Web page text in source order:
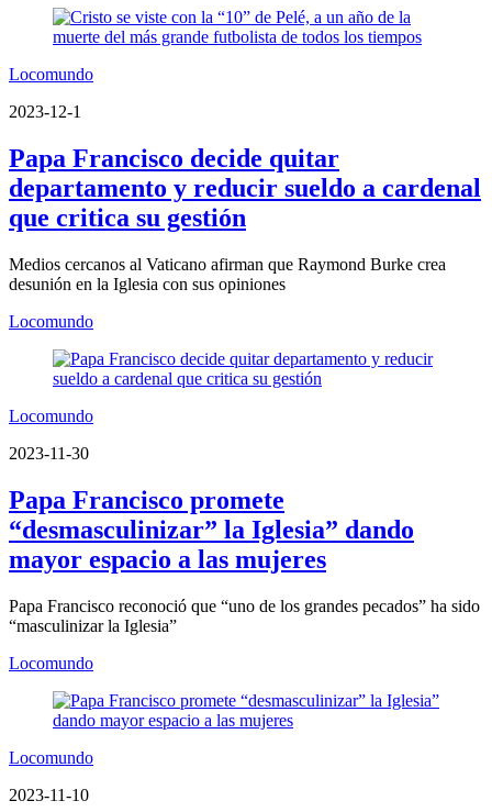
Locomundo
2023-12-1
Papa Francisco decide quitar
departamento y reducir sueldo a cardenal
que critica su gestión
Medios cercanos al Vaticano afirman que Raymond Burke crea
desunión en la Iglesia con sus opiniones
Locomundo
Locomundo
2023-11-30
Papa Francisco promete
“desmasculinizar” la Iglesia” dando
mayor espacio a las mujeres
Papa Francisco reconoció que “uno de los grandes pecados” ha sido
“masculinizar la Iglesia”
Locomundo
Locomundo
2023-11-10